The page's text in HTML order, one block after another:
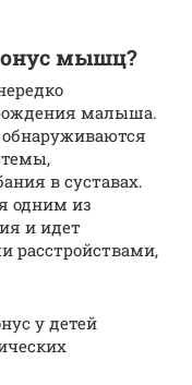
мышц?
малыша.
в суставах.
одним из
и идет
расстройствами,
у детей